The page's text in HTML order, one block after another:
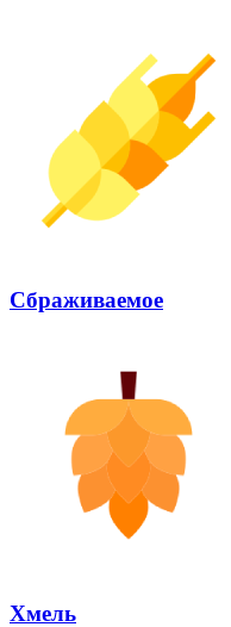
Сбраживаемое
Хмель